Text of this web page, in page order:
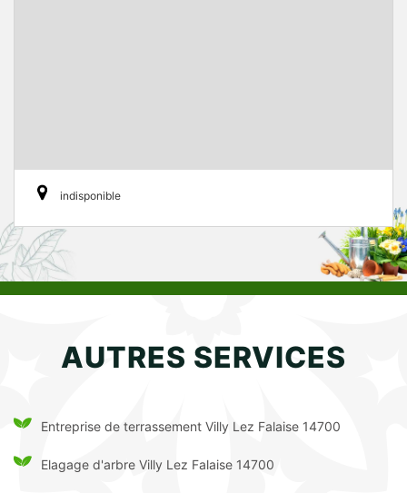
indisponible
AUTRES SERVICES
Entreprise de terrassement Villy Lez Falaise 14700
Elagage d'arbre Villy Lez Falaise 14700